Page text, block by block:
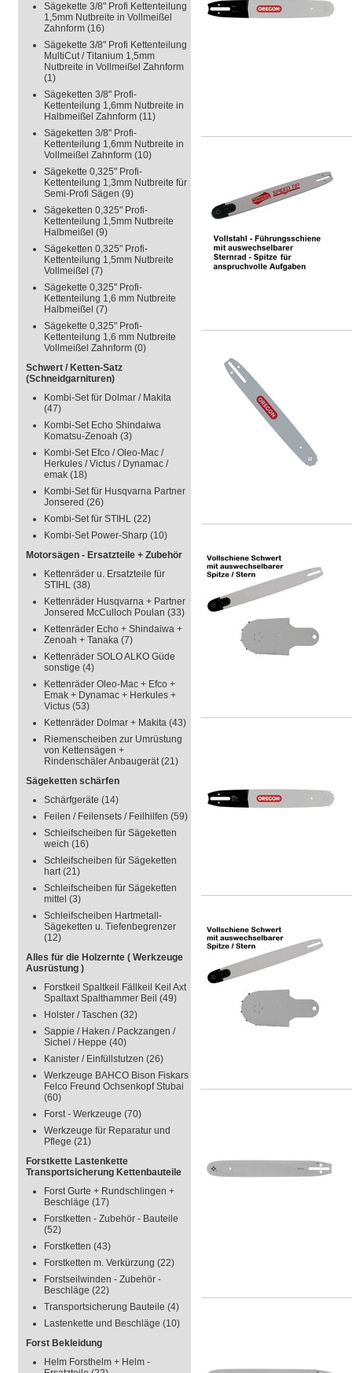
Sägekette 3/8" Profi Kettenteilung
1,5mm Nutbreite in Vollmeißel
Zahnform (16)
Sägekette 3/8" Profi Kettenteilung
MultiCut / Titanium 1,5mm
Nutbreite in Vollmeißel Zahnform
(1)
Sägeketten 3/8" Profi-
Kettenteilung 1,6mm Nutbreite in
Halbmeißel Zahnform (11)
Sägeketten 3/8" Profi-
Kettenteilung 1,6mm Nutbreite in
Vollmeißel Zahnform (10)
Sägekette 0,325" Profi-
Kettenteilung 1,3mm Nutbreite für
Semi-Profi Sägen (9)
Sägeketten 0,325" Profi-
Kettenteilung 1,5mm Nutbreite
Halbmeißel (9)
Sägeketten 0,325" Profi-
Kettenteilung 1,5mm Nutbreite
Vollmeißel (7)
Sägekette 0,325" Profi-
Kettenteilung 1,6 mm Nutbreite
Halbmeißel (7)
Sägekette 0,325" Profi-
Kettenteilung 1,6 mm Nutbreite
Vollmeißel Zahnform (0)
Schwert / Ketten-Satz
(Schneidgarnituren)
Kombi-Set für Dolmar / Makita
(47)
Kombi-Set Echo Shindaiwa
Komatsu-Zenoah (3)
Kombi-Set Efco / Oleo-Mac /
Herkules / Victus / Dynamac /
emak (18)
Kombi-Set für Husqvarna Partner
Jonsered (26)
Kombi-Set für STIHL (22)
Kombi-Set Power-Sharp (10)
Motorsägen - Ersatzteile + Zubehör
Kettenräder u. Ersatzteile für
STIHL (38)
Kettenräder Husqvarna + Partner
Jonsered McCulloch Poulan (33)
Kettenräder Echo + Shindaiwa +
Zenoah + Tanaka (7)
Kettenräder SOLO ALKO Güde
sonstige (4)
Kettenräder Oleo-Mac + Efco +
Emak + Dynamac + Herkules +
Victus (53)
Kettenräder Dolmar + Makita (43)
Riemenscheiben zur Umrüstung
von Kettensägen +
Rindenschäler Anbaugerät(21)
Sägeketten schärfen
Schärfgeräte (14)
Feilen / Feilensets / Feilhilfen (59)
Schleifscheiben für Sägeketten
weich (16)
Schleifscheiben für Sägeketten
hart(21)
Schleifscheiben für Sägeketten
mittel (3)
Schleifscheiben Hartmetall-
Sägeketten u. Tiefenbegrenzer
(12)
Alles für die Holzernte ( Werkzeuge
Ausrüstung )
Forstkeil Spaltkeil Fällkeil Keil Axt
Spaltaxt Spalthammer Beil (49)
Holster / Taschen (32)
Sappie / Haken / Packzangen /
Sichel / Heppe (40)
Kanister / Einfüllstutzen (26)
Werkzeuge BAHCO Bison Fiskars
Felco Freund Ochsenkopf Stubai
(60)
Forst - Werkzeuge (70)
Werkzeuge für Reparatur und
Pflege (21)
Forstkette Lastenkette
Transportsicherung Kettenbauteile
Forst Gurte + Rundschlingen +
Beschläge (17)
Forstketten - Zubehör - Bauteile
(52)
Forstketten (43)
Forstketten m. Verkürzung (22)
Forstseilwinden - Zubehör -
Beschläge (22)
Transportsicherung Bauteile (4)
Lastenkette und Beschläge (10)
Forst Bekleidung
Helm Forsthelm + Helm -